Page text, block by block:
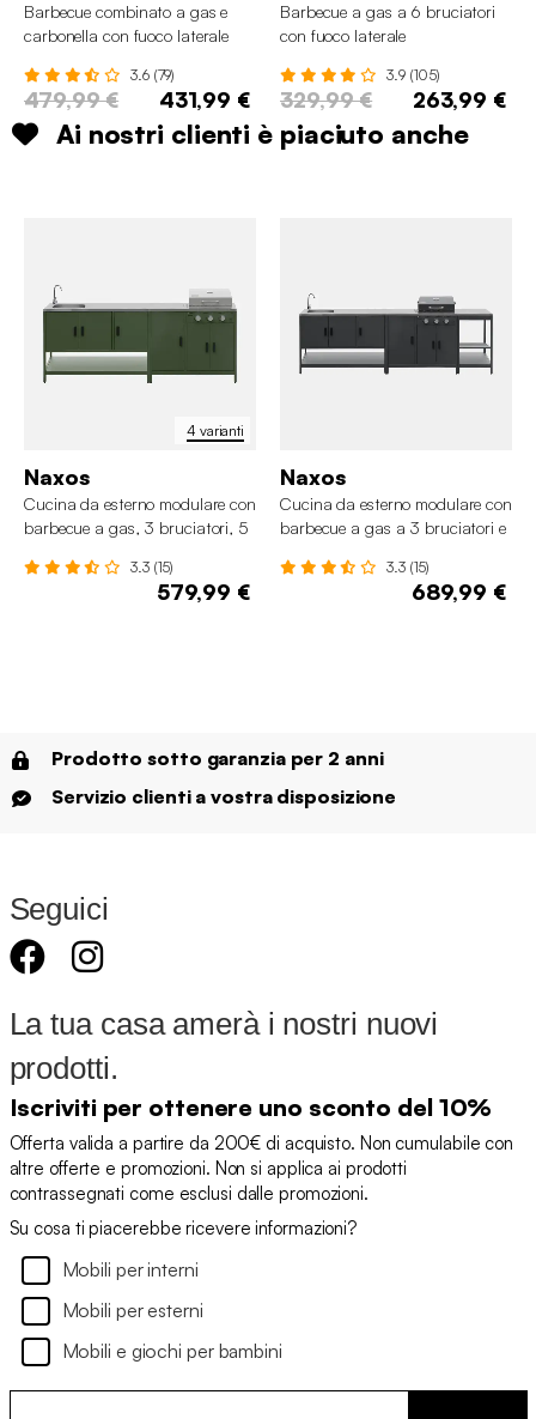
Barbecue combinato a gas e
carbonella con fuoco laterale
3.6 (79)
479,99 € 431,99 €
Barbecue a gas a 6 bruciatori
con fuoco laterale
3.9 (105)
329,99 € 263,99 €
Ai nostri clienti è piaciuto anche
4 varianti
Naxos
Cucina da esterno modulare con
barbecue a gas, 3 bruciatori, 5
3.3 (15)
579,99 €
Naxos
Cucina da esterno modulare con
barbecue a gas a 3 bruciatori e
3.3 (15)
689,99 €
Prodotto sotto garanzia per 2 anni
Servizio clienti a vostra disposizione
Seguici
La tua casa amerà i nostri nuovi
prodotti.
Iscriviti per ottenere uno sconto del 10%
Offerta valida a partire da 200€ di acquisto. Non cumulabile con
altre offerte e promozioni. Non si applica ai prodotti
contrassegnati come esclusi dalle promozioni.
Su cosa ti piacerebbe ricevere informazioni?
Mobili per interni
Mobili per esterni
Mobili e giochi per bambini